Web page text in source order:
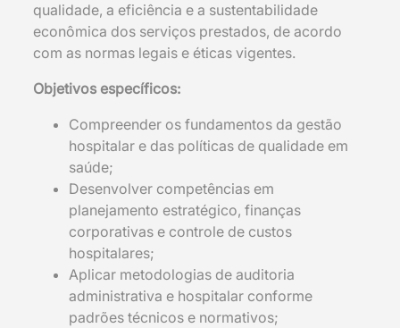
qualidade, a eficiência e a sustentabilidade
econômica dos serviços prestados, de acordo
com as normas legais e éticas vigentes.
Objetivos específicos:
Compreender os fundamentos da gestão
hospitalar e das políticas de qualidade em
saúde;
Desenvolver competências em
planejamento estratégico, finanças
corporativas e controle de custos
hospitalares;
Aplicar metodologias de auditoria
administrativa e hospitalar conforme
padrões técnicos e normativos;